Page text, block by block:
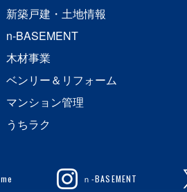
新築戸建・土地情報
n-BASEMENT
木材事業
ベンリー＆リフォーム
マンション管理
うちラク
ｎ-BASEMENT